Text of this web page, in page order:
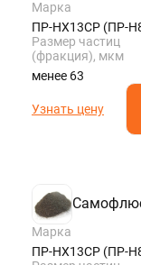
Марка
ПР-НХ13СР (ПР-
Размер частиц
(фракция), мкм
менее 63
Узнать цену
Марка
ПР-НХ13СР (ПР-